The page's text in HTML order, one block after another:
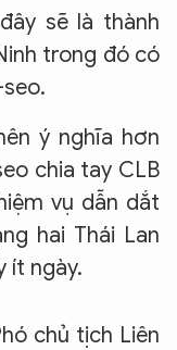
sẽ là thành
trong đó có
ý nghĩa hơn
chia tay CLB
vụ dẫn dắt
hai Thái Lan
ít ngày.
chủ tịch Liên